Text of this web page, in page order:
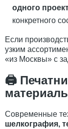
одного
конкретного
Если
узким
«из Москвы» с
🖨
Современные
шелкография,